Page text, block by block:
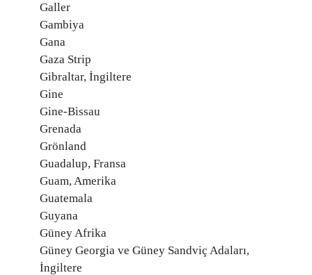
Galler
Gambiya
Gana
Gaza Strip
Gibraltar, İngiltere
Gine
Gine-Bissau
Grenada
Grönland
Guadalup, Fransa
Guam, Amerika
Guatemala
Guyana
Güney Afrika
Güney Georgia ve Güney Sandviç Adaları,
İngiltere